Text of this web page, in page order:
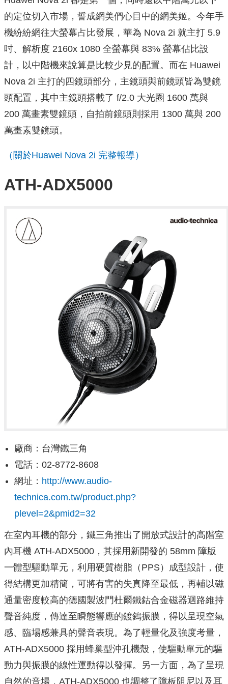
的定位切入市場，誓成網美們心目中的網美姬。今年手
機紛紛網往大螢幕占比發展，華為 Nova 2i 就主打 5.9
吋、解析度 2160x 1080 全螢幕與 83% 螢幕佔比設
計，以中階機來說算是比較少見的配置。而在 Huawei
Nova 2i 主打的四鏡頭部分，主鏡頭與前鏡頭皆為雙鏡
頭配置，其中主鏡頭搭載了 f/2.0 大光圈 1600 萬與
200 萬畫素雙鏡頭，自拍前鏡頭則採用 1300 萬與 200
萬畫素雙鏡頭。
（關於Huawei Nova 2i 完整報導）
ATH-ADX5000
廠商：台灣鐵三角
電話：02-8772-8608
網址： http://www.audio-
technica.com.tw/product.php?
plevel=2&pmid2=32
在室內耳機的部分，鐵三角推出了開放式設計的高階室
內耳機 ATH-ADX5000，其採用新開發的 58mm 障版
一體型驅動單元，利用硬質樹脂（PPS）成型設計，使
得結構更加精簡，可將有害的失真降至最低，再輔以磁
通量密度較高的德國製波門杜爾鐵鈷合金磁器迴路維持
聲音純度，傳達至瞬態響應的鍍鎢振膜，得以呈現空氣
感、臨場感兼具的聲音表現。為了輕量化及強度考量，
ATH-ADX5000 採用蜂巢型沖孔機殼，使驅動單元的驅
動力與振膜的線性運動得以發揮。另一方面，為了呈現
自然的音場，ATH-ADX5000 也調整了障板阻尼以及耳